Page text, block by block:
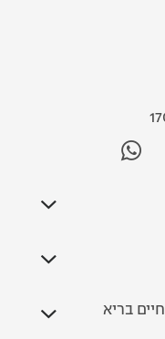
בריא